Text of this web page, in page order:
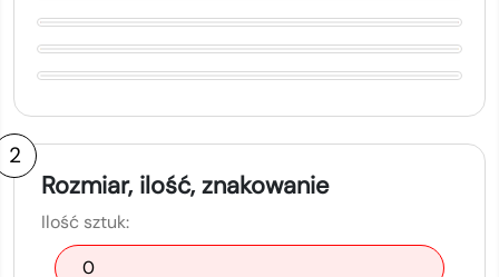
2
Rozmiar, ilość, znakowanie
Ilość sztuk: